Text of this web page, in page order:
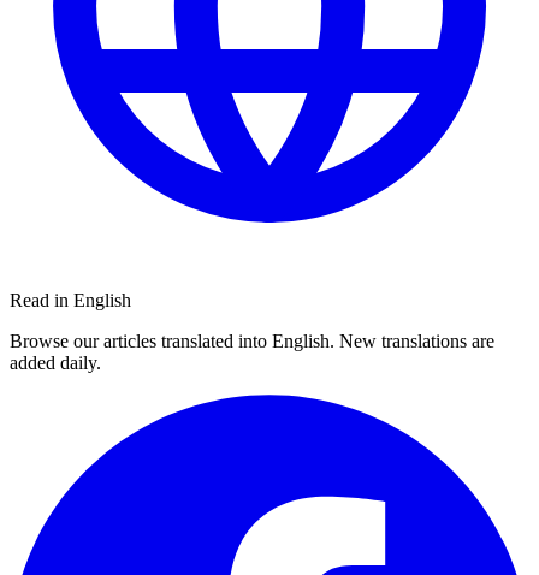
Read in English
Browse our articles translated into English. New translations are
added daily.